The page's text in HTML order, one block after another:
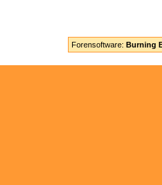
Forensoftware: Burning